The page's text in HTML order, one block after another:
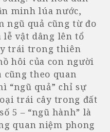
minh lúa nước,
ngũ quả cũng từ đo
vật dâng lên tổ
trái trong thiên
hôi của con người
cũng theo quan
“ngũ quả” chỉ sự
trái cây trong đất
5 – “ngũ hành” là
quan niệm phong